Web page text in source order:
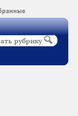
рубрику